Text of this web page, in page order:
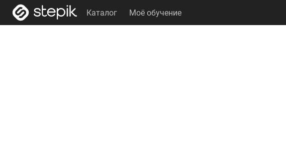
Каталог Моё обучение